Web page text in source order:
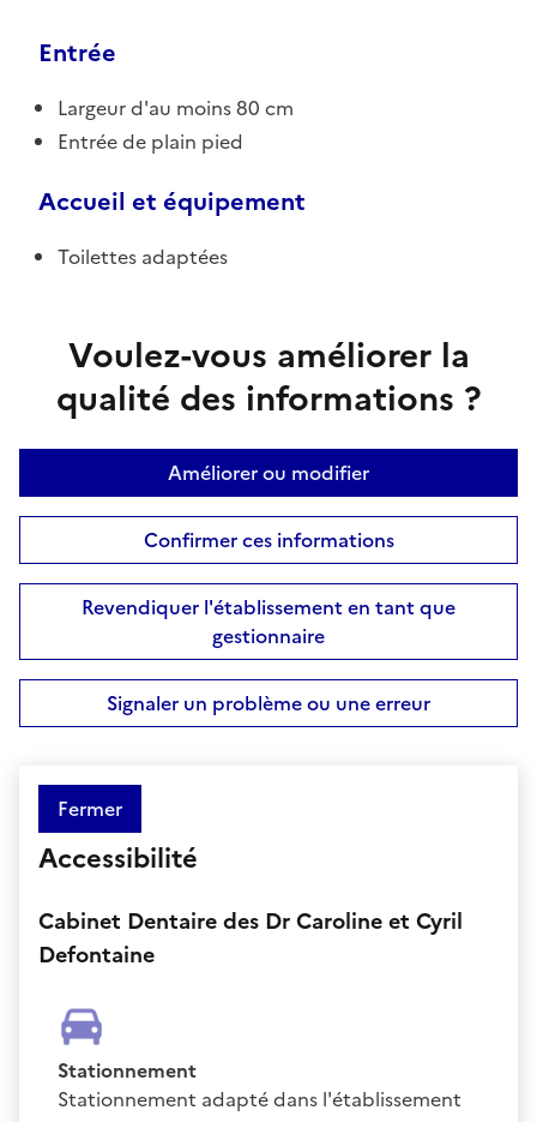
Entrée
Largeur d'au moins 80 cm
Entrée de plain pied
Accueil et équipement
Toilettes adaptées
Voulez-vous améliorer la
qualité des informations ?
Améliorer ou modifier
Confirmer ces informations
Revendiquer l'établissement en tant que
gestionnaire
Signaler un problème ou une erreur
Fermer
Accessibilité
Cabinet Dentaire des Dr Caroline et Cyril
Defontaine
Stationnement
Stationnement adapté dans l'établissement